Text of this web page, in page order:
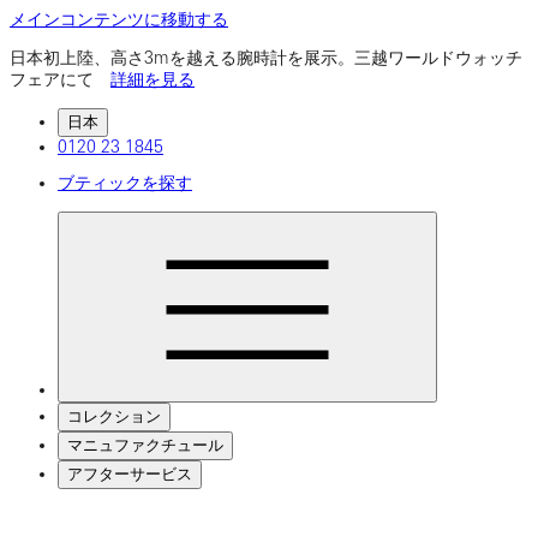
メインコンテンツに移動する
日本初上陸、高さ3mを越える腕時計を展示。三越ワールドウォッチ
フェアにて 詳細を見る
日本
0120 23 1845
ブティックを探す
コレクション
マニュファクチュール
アフターサービス